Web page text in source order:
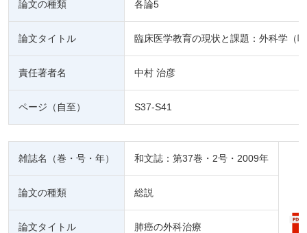
論文の種類 各論5
論文タイトル 臨床医学教育の現状と課題：外科学（
責任著者名 中村 治彦
ページ（自至） S37-S41
雑誌名（巻・号・年） 和文誌：第37巻・2号・2009年
論文の種類 総説
論文タイトル 肺癌の外科治療